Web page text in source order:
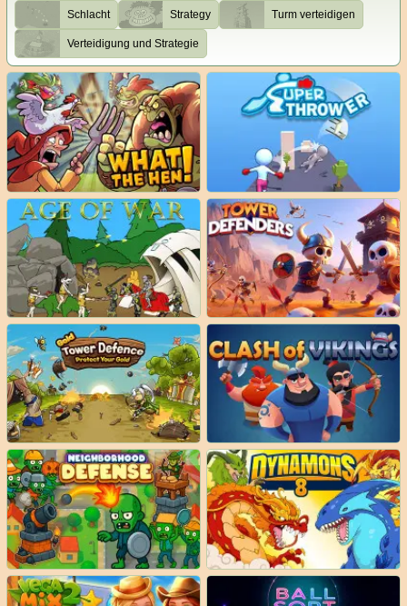
Schlacht Strategy Turm verteidigen
Verteidigung und Strategie